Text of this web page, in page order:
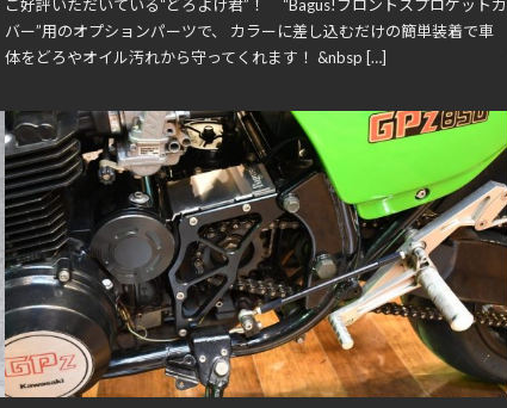
ご好評いただいている“どろよけ君”！ “Bagus!フロントスプロケットカ
バー”用のオプションパーツで、 カラーに差し込むだけの簡単装着で車
体をどろやオイル汚れから守ってくれます！ &nbsp […]